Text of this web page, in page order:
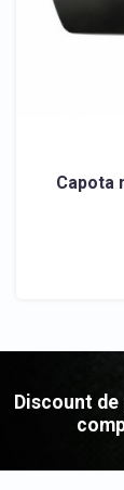
Capota
Discount de